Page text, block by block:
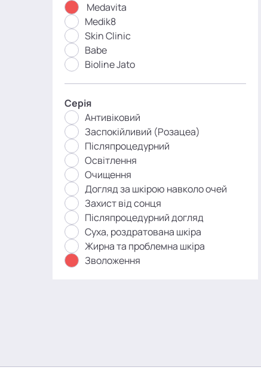
Medavita
Medik8
Skin Clinic
Babe
Bioline Jato
Серія
Антивіковий
Заспокійливий (Розацеа)
Післяпроцедурний
Освітлення
Очищення
Догляд за шкірою навколо очей
Захист від сонця
Післяпроцедурний догляд
Суха, роздратована шкіра
Жирна та проблемна шкіра
Зволоження